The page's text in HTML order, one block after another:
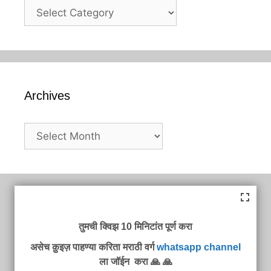
Categories
Archives
Archives
तुमची क्विझ 10 मिनिटांत पूर्ण करा
असेच क़ुइज़ पाहण्या करिता मराठी वर्गwhatsapp channel
ला जॉईन करा 🙏 🙏